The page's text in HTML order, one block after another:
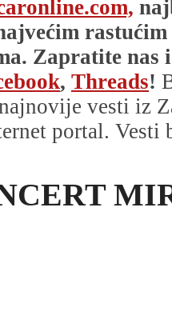
Zapratite nas i
, Threads!
vesti iz
portal. Vesti